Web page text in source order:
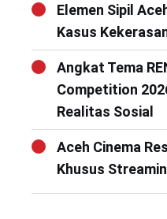
Elemen Sipil
Kasus
Angkat Tema
Competition
Realitas Sosial
Aceh Cinema
Khusus